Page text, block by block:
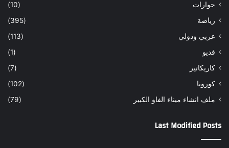
حوارات
(10)
رياضة
(395)
عربي ودولي
(113)
فديو
(1)
كاريكاتير
(7)
كورونا
(102)
ملف انشاء ميناء الفاو الكبير
(79)
Last Modified Posts